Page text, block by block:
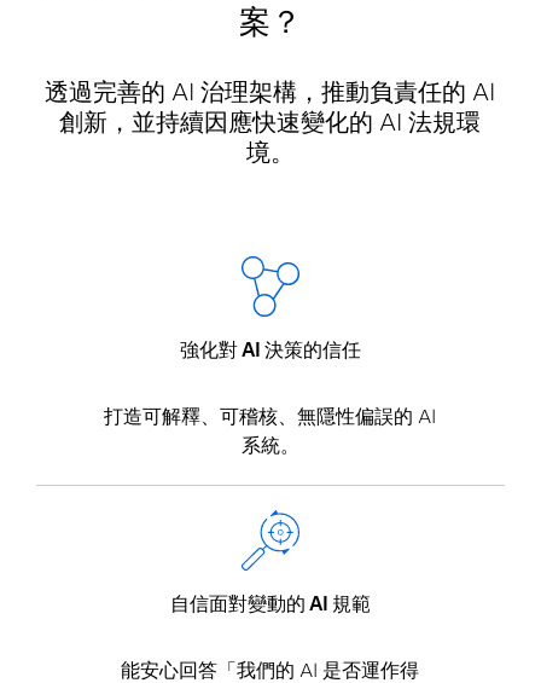
案？
透過完善的 AI 治理架構，推動負責任的 AI
創新，並持續因應快速變化的 AI 法規環
境。
強化對 AI 決策的信任
打造可解釋、可稽核、無隱性偏誤的 AI
系統。
自信面對變動的 AI 規範
能安心回答「我們的 AI 是否運作得